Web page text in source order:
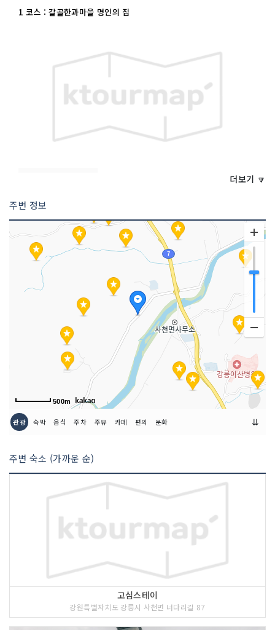
1 코스 : 갈골한과마을 명인의 집
갈골한과마을 명인의 집은 150년 이상의
의 맛을 이어가고 있다. 갈골과줄의 전승
역사는 예절과 효행을 중시하는 가문의
영향으로 유난히 제례 등의 행사가 많았
던 것에서 비롯되었다고 한다.
2 코스 : 오죽헌
<<코스 설명>>
와 관련하여 유명해진 강릉 지역의 대표
적인 유적지이다. 오죽헌은 조선 초기의
건축물로, 건축사적인 면에서 중요성을
인정받아 1963년 보물 제165호로 지정
됐다. 이 곳 몽룡실(夢龍室)에서 율곡 이
이(李珥)가 태어났다고 한다.
3 코스 : 정감이마을
더보기 🔽
주변 정보
500m
관광 숙박 음식 주차 주유 카페 편의 문화 ⇊
주변 숙소 (가까운 순)
고심스테이
강원특별자치도 강릉시 사천면 너다리길 87